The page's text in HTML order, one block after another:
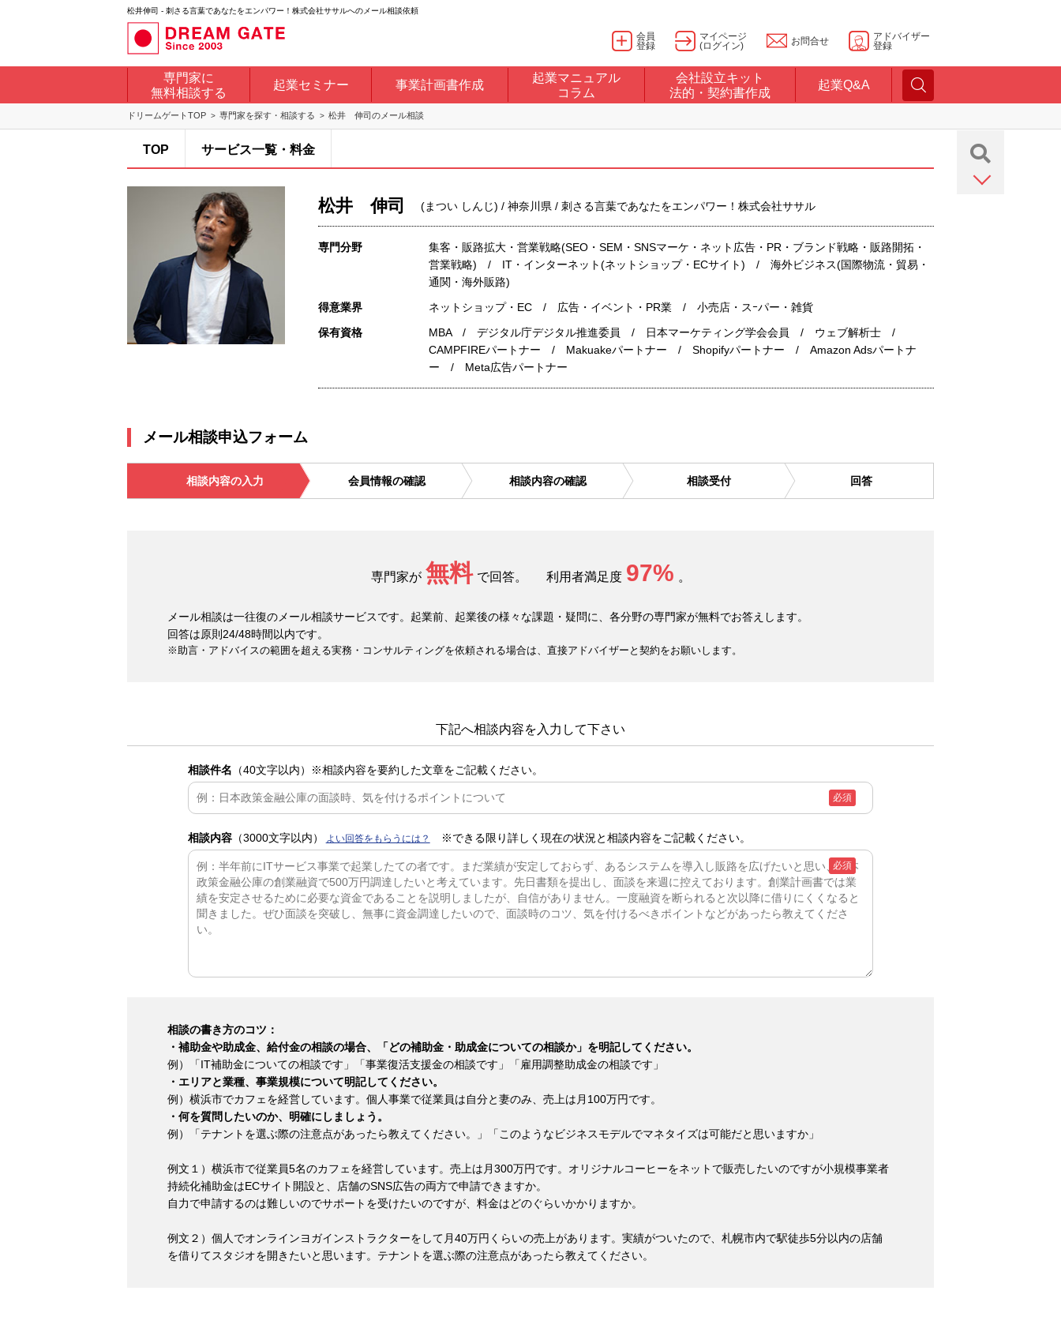
松井伸司 - 刺さる言葉であなたをエンパワー！株式会社ササルへのメール相談依頼
会員
登録
マイページ
(ログイン)
お問合せ
アドバイザー
登録
専門家に
無料相談する
起業セミナー 事業計画書作成
起業マニュアル
コラム
会社設立キット
法的・契約書作成
起業Q&A
ドリームゲートTOP 専門家を探す・相談する 松井 伸司のメール相談
TOP サービス一覧・料金
松井 伸司 (まつい しんじ) / 神奈川県 / 刺さる言葉であなたをエンパワー！株式会社ササル
専門分野
集客・販路拡大・営業戦略(SEO・SEM・SNSマーケ・ネット広告・PR・ブランド戦略・販路開拓・
営業戦略) / IT・インターネット(ネットショップ・ECサイト) / 海外ビジネス(国際物流・貿易・
通関・海外販路)
得意業界
ネットショップ・EC / 広告・イベント・PR業 / 小売店・スｰパー・雑貨
保有資格
MBA / デジタル庁デジタル推進委員 / 日本マーケティング学会会員 / ウェブ解析士 /
CAMPFIREパートナー / Makuakeパートナー / Shopifyパートナー / Amazon Adsパートナ
ー / Meta広告パートナー
メール相談申込フォーム
相談内容の入力 会員情報の確認 相談内容の確認 相談受付 回答
専門家が 無料 で回答。 利用者満足度 97% 。
メール相談は一往復のメール相談サービスです。起業前、起業後の様々な課題・疑問に、各分野の専門家が無料でお答えします。
回答は原則24/48時間以内です。
※助言・アドバイスの範囲を超える実務・コンサルティングを依頼される場合は、直接アドバイザーと契約をお願いします。
下記へ相談内容を入力して下さい
相談件名 （40文字以内） ※相談内容を要約した文章をご記載ください。
必須
相談内容（3000文字以内） よい回答をもらうには？ ※できる限り詳しく現在の状況と相談内容をご記載ください。
必須
相談の書き方のコツ：
・補助金や助成金、給付金の相談の場合、「どの補助金・助成金についての相談か」を明記してください。
例）「IT補助金についての相談です」「事業復活支援金の相談です」「雇用調整助成金の相談です」
・エリアと業種、事業規模について明記してください。
例）横浜市でカフェを経営しています。個人事業で従業員は自分と妻のみ、売上は月100万円です。
・何を質問したいのか、明確にしましょう。
例）「テナントを選ぶ際の注意点があったら教えてください。」「このようなビジネスモデルでマネタイズは可能だと思いますか」
例文１）横浜市で従業員5名のカフェを経営しています。売上は月300万円です。オリジナルコーヒーをネットで販売したいのですが小規模事業者
持続化補助金はECサイト開設と、店舗のSNS広告の両方で申請できますか。
自力で申請するのは難しいのでサポートを受けたいのですが、料金はどのぐらいかかりますか。
例文２）個人でオンラインヨガインストラクターをして月40万円くらいの売上があります。実績がついたので、札幌市内で駅徒歩5分以内の店舗
を借りてスタジオを開きたいと思います。テナントを選ぶ際の注意点があったら教えてください。